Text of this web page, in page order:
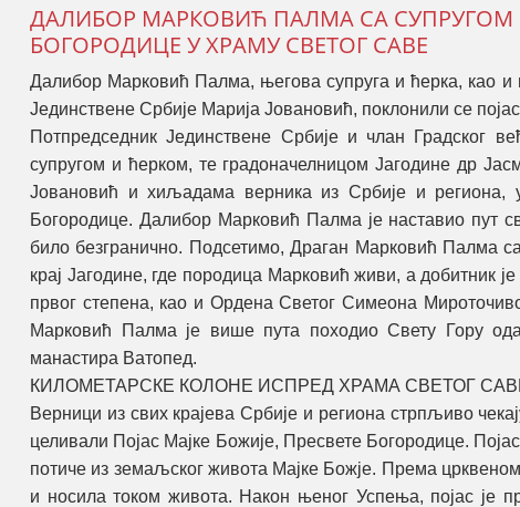
ДАЛИБОР МАРКОВИЋ ПАЛМА СА СУПРУГОМ
БОГОРОДИЦЕ У ХРАМУ СВЕТОГ САВЕ
Далибор Марковић Палма, његова супруга и ћерка, као и
Јединствене Србије Марија Јовановић, поклонили се
Потпредседник Јединствене Србије и члан Градског
супругом и ћерком, те градоначелницом Јагодине др
Јовановић и хиљадама верника из Србије и региона,
Богородице. Далибор Марковић Палма је наставио пут
било безгранично. Подсетимо, Драган Марковић Палма
крај Јагодине, где породица Марковић живи, а добитник
првог степена, као и Ордена Светог Симеона
Марковић Палма је више пута походио Свету Гору
манастира Ватопед.
КИЛОМЕТАРСКЕ КОЛОНЕ ИСПРЕД ХРАМА СВЕТОГ
Верници из свих крајева Србије и региона стрпљиво
целивали Појас Мајке Божије, Пресвете Богородице.
потиче из земаљског живота Мајке Божје. Према
и носила током живота. Након њеног Успења, појас је